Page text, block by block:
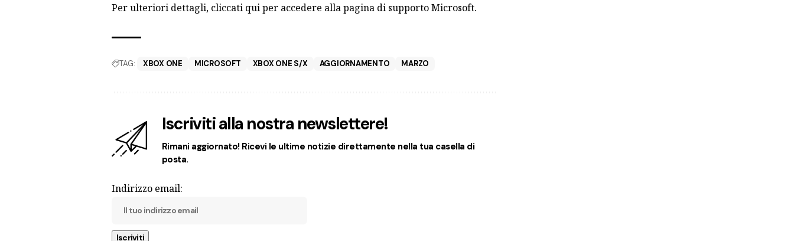
Per ulteriori dettagli, cliccati quiper accedere alla pagina di supporto Microsoft.
TAG: XBOX ONE MICROSOFT XBOX ONE S/X AGGIORNAMENTO MARZO
Iscriviti alla nostra newslettere!
Rimani aggiornato! Ricevi le ultime notizie direttamente nella tua casella di
posta.
Indirizzo email: